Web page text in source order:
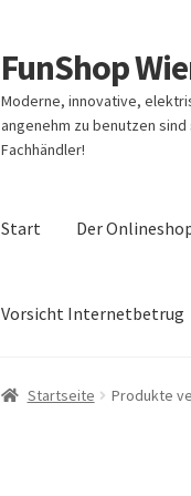
Zur
Navigation
springen
Zum
Inhalt
springen
FunShop
Moderne, innovative,
angenehm zu benutzen
Fachhändler!
Start Der
Vorsicht Internetbetrug
Startseite Produkte